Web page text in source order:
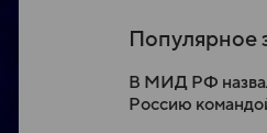
Популярное
В МИД РФ
Россию